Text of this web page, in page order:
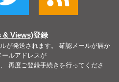
& Views)登録
が発送されます。 確認メールが届か
ルアドレスが
再度ご登録手続きを行ってくださ